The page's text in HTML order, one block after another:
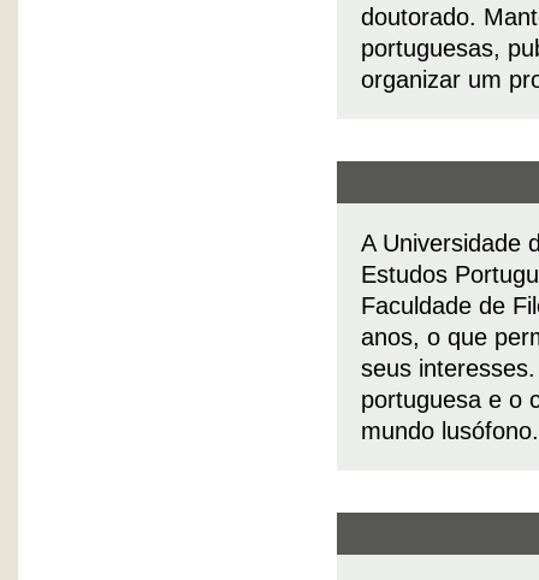
doutorado.
portuguesas,
organizar um
A Universidade
Estudos
Faculdade de
anos, o que
seus
portuguesa e o
mundo lusófono.